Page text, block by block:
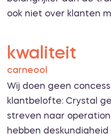
ook niet over klanten
kwaliteit
carneool
Wij doen geen
klantbelofte: Crystal
streven naar
hebben